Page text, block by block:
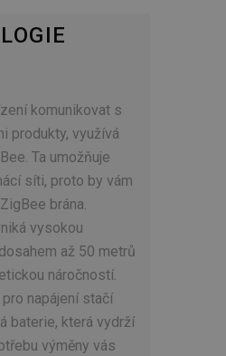
komunikovat s
produkty, využívá
Ta umožňuje
síti, proto by vám
brána.
vysokou
až 50 metrů
náročností.
napájení stačí
baterie, která vydrží
výměny vás